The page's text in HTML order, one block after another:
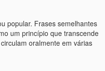
popular. Frases semelhantes
um princípio que transcende
oralmente em várias